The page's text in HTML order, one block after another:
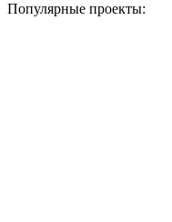
Популярные проекты: